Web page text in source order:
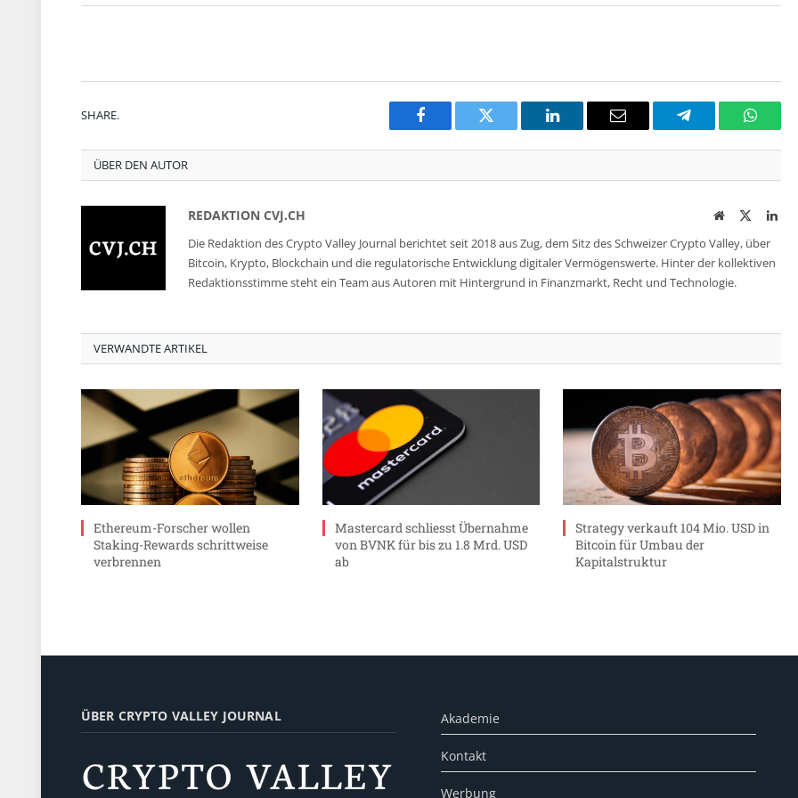
SHARE.
Facebook Twitter LinkedIn Email Telegram
ÜBER DEN AUTOR
REDAKTION CVJ.CH WebsiteTwitter
Die Redaktion des Crypto Valley Journal berichtet seit 2018 aus Zug, dem Sitz des Schweizer Crypto Valley, über
Bitcoin, Krypto, Blockchain und die regulatorische Entwicklung digitaler Vermögenswerte. Hinter der kollektiven
Redaktionsstimme steht ein Team aus Autoren mit Hintergrund in Finanzmarkt, Recht und Technologie.
VERWANDTE ARTIKEL
Ethereum-Forscher wollen
Staking-Rewards schrittweise
verbrennen
Mastercard schliesst Übernahme
von BVNK für bis zu 1.8 Mrd. USD
ab
Strategy verkauft 104 Mio. USD in
Bitcoin für Umbau der
Kapitalstruktur
ÜBER CRYPTO VALLEY JOURNAL Akademie
Kontakt
Werbung